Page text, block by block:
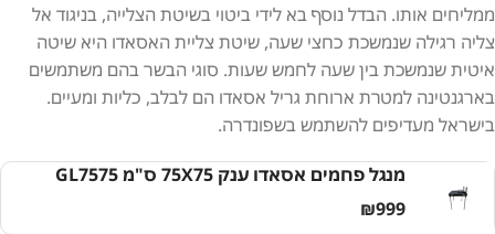
ממליחים אותו. הבדל נוסף בא לידי ביטוי בשיטת הצלייה, בניגוד אל
צליה רגילה שנמשכת כחצי שעה, שיטת צליית האסאדו היא שיטה
איטית שנמשכת בין שעה לחמש שעות. סוגי הבשר בהם משתמשים
בארגנטינה למטרת ארוחת גריל אסאדו הם לבלב, כליות ומעיים.
בישראל מעדיפים להשתמש בשפונדרה.
מנגל פחמים אסאדו ענק 75X75 ס"מ GL7575
₪999